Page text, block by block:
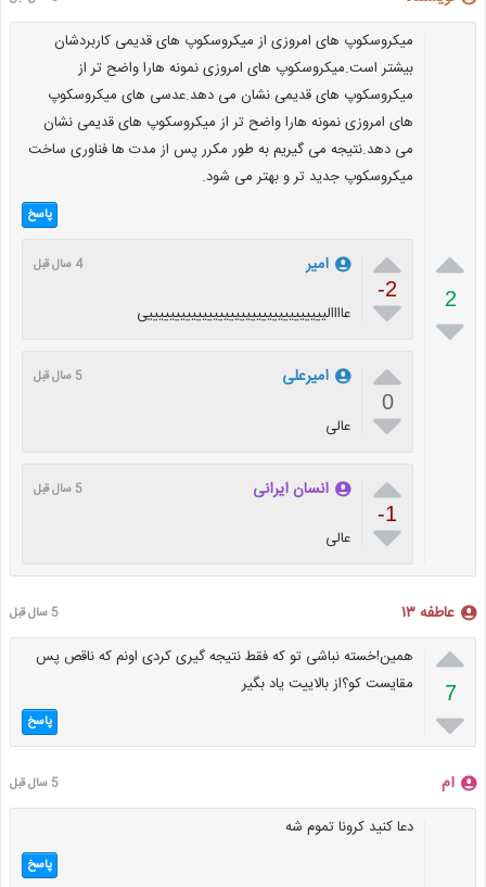

2

ميكروسكوپ هاى امروزى از ميكروسكوپ هاى قديمى كاربردشان
بيشتر است.ميكروسكوپ هاى امروزى نمونه هارا واضح تر از
ميكروسكوپ هاى قديمى نشان مى دهد.عدسى هاى ميكروسكوپ
هاى امروزى نمونه هارا واضح تر از ميكروسكوپ هاى قديمى نشان
مى دهد.نتيجه مى گيريم به طور مكرر پس از مدت ها فناورى ساخت
ميكروسكوپ جديد تر و بهتر مى شود.
پاسخ

-2

امیر 4 سال قبل
عاااالیییییییییییییییییییییییییییییییییی

0

امیرعلی 5 سال قبل
عالی

-1

انسان ایرانی 5 سال قبل
عالی
عاطفه ١٣ 5 سال قبل

7

همين!خسته نباشى تو كه فقط نتيجه گيرى كردى اونم كه ناقص پس
مقايست كو؟از بالاييت ياد بگير
پاسخ
ام 5 سال قبل
دعا كنيد كرونا تموم شه
پاسخ